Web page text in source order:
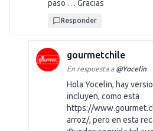
paso … Gracias
Responder
gourmetchile
En respuesta a @Yocelin
Hola Yocelin, hay
incluyen, como esta
https://
arroz/, pero en esta